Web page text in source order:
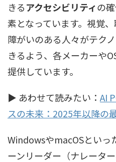
きるアクセシビリティの
素となっています。視覚
障がいのある人々がテク
きるよう、各メーカーや
提供しています。
▶ あわせて読みたい： AI
スの未来：2025年以降の
WindowsやmacOSといっ
ーンリーダー（ナレータ